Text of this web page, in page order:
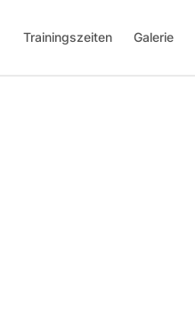
Trainingszeiten Galerie